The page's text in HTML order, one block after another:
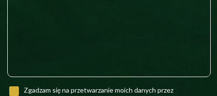
Zgadzam się na przetwarzanie moich danych przez